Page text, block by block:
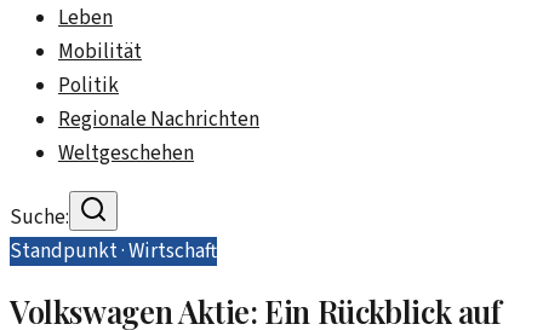
Leben
Mobilität
Politik
Regionale Nachrichten
Weltgeschehen
Suche:
Standpunkt ·Wirtschaft
Volkswagen Aktie: Ein Rückblick auf